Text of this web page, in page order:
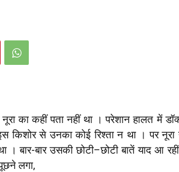
का कहीं पता नहीं था । परेशान हालत में
से उनका कोई रिश्ता न था । पर नूरा
बार-बार उसकी छोटी–छोटी बातें याद आ
लगा,